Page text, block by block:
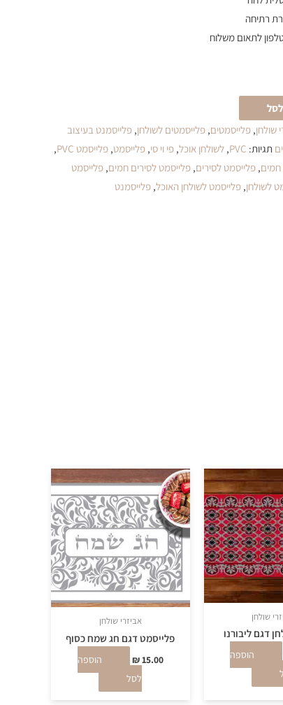
רתיחה
לתאום משלוח
שולחן,פלייסמטים,פלייסמטים לשולחן,פלייסמנט בעיצוב
תגיות: PVC
,לשולחן אוכל,פי וי סי,פלייסמט,פלייסמט PVC
,
חמים,פלייסמט לסירים,פלייסמט לסירים חמים,פלייסמט
לשולחן,פלייסמט לשולחן האוכל,פלייסמנט
שולחן
דגם ליבורנו
הוספה
אביזרי שולחן
פלייסמט דגם חג שמח כסוף
₪15.00
הוספה
לסל